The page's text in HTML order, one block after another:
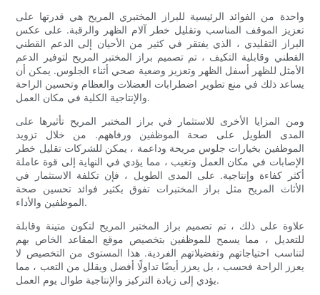
واحدة من الفوائد الرئيسية للبراز المختبري المريح هي قدرتها على
تعزيز الموقف المناسب وتقليل خطر آلام الظهر والرقبة. على عكس
البراز التقليدي ، الذي يفتقر في كثير من الأحيان إلى الدعم القطني
القطني وقابلية التكيف ، تم تصميم براز المختبر المريح لتوفير الدعم
الأمثل للظهر أسفل الظهر وتعزيز وضعية صحي أثناء الجلوس. يمكن أن
يساعد ذلك في منع تطوير اضطرابات العضلات والعظام وتحسين الراحة
والإنتاجية الكلية في مكان العمل.
ومن المزايا الأخرى للاستثمار في براز المختبر المريح تأثيرها على
المدى الطويل على صحة الموظفين ورفاههم. من خلال تزويد
الموظفين بخيارات جلوس مريحة وداعمة ، يمكن للشركات تقليل خطر
الإصابات في مكان العمل وتغيب ، مما يؤدي في النهاية إلى قوة عاملة
أكثر كفاءة وإنتاجية. على المدى الطويل ، فإن تكلفة الاستثمار في
الأثاث المريح مثل براز المختبرات تفوق بكثير فوائد تحسين صحة
الموظفين والأداء.
علاوة على ذلك ، تم تصميم براز المختبر المريح لتكون متينة وقابلة
للتعديل ، مما يسمح للموظفين بتخصيص موقع المقاعد الخاص بهم
لتناسب احتياجاتهم وتفضيلاتهم الفردية. هذا المستوى من التخصيص لا
يعزز الراحة فحسب ، بل يعزز أيضًا تداولًا أفضل ويقلل من التعب ، مما
يؤدي إلى زيادة التركيز والإنتاجية طوال يوم العمل.